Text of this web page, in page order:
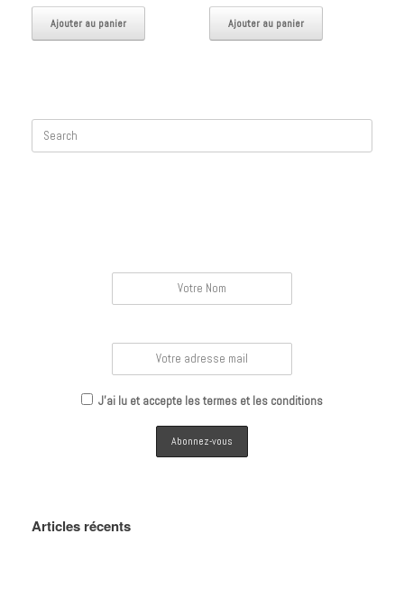
initial
était :
150,00 €.
actuel
est :
120,00 €.
Ajouter au panier
initial
était :
320,00 €.
actuel
est :
260,00 €.
Ajouter au panier
for:
J'ai lu et accepte les termes et les conditions
Articles récents